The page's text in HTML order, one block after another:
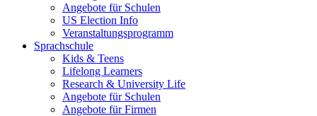
Angebote für Schulen
US Election Info
Veranstaltungsprogramm
Sprachschule
Kids & Teens
Lifelong Learners
Research & University Life
Angebote für Schulen
Angebote für Firmen